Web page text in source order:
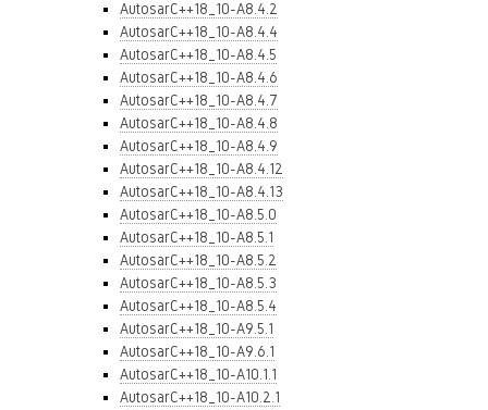
AutosarC++18_10-A8.4.2
AutosarC++18_10-A8.4.4
AutosarC++18_10-A8.4.5
AutosarC++18_10-A8.4.6
AutosarC++18_10-A8.4.7
AutosarC++18_10-A8.4.8
AutosarC++18_10-A8.4.9
AutosarC++18_10-A8.4.12
AutosarC++18_10-A8.4.13
AutosarC++18_10-A8.5.0
AutosarC++18_10-A8.5.1
AutosarC++18_10-A8.5.2
AutosarC++18_10-A8.5.3
AutosarC++18_10-A8.5.4
AutosarC++18_10-A9.5.1
AutosarC++18_10-A9.6.1
AutosarC++18_10-A10.1.1
AutosarC++18_10-A10.2.1